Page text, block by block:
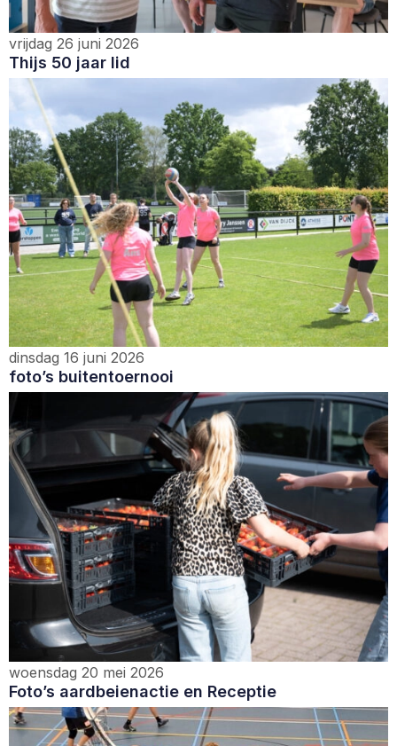
vrijdag 26 juni 2026
Thijs 50 jaar lid
dinsdag 16 juni 2026
foto’s buitentoernooi
woensdag 20 mei 2026
Foto’s aardbeienactie en Receptie